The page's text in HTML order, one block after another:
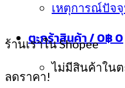
เหตุการณ์ปัจ
ตะกร้าสินค้า /0฿0
ไม่มีสินค้าในต
ร้านเราใน Shopee
ลดราคา!